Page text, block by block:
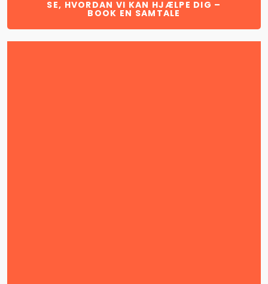
SE, HVORDAN VI KAN HJÆLPE DIG –
BOOK EN SAMTALE